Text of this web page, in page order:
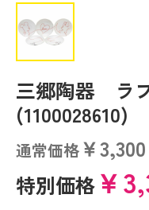
三郷陶器 ラ
(1100028610)
通常価格￥3,300
特別価格￥